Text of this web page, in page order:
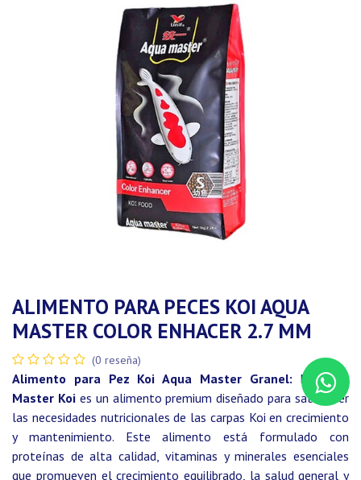
ALIMENTO PARA PECES KOI AQUA
MASTER COLOR ENHACER 2.7 MM
(0 reseña)
Alimento para Pez Koi Aqua Master Granel: ElAqua
Master Koies un alimento premium diseñado para satisfacer
las necesidades nutricionales de las carpas Koi en crecimiento
y mantenimiento. Este alimento está formulado con
proteínas de alta calidad, vitaminas y minerales esenciales
que promueven el crecimiento equilibrado, la salud general y